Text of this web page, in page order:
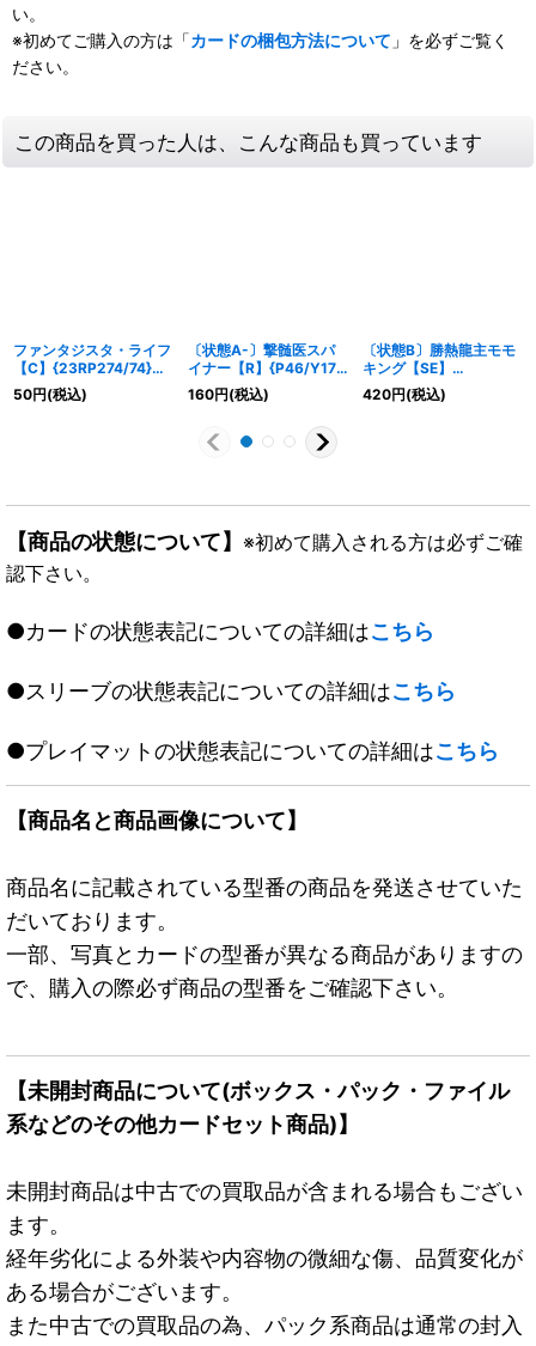
い。
※初めてご購入の方は「カードの梱包方法について 」を必ずご覧く
ださい。
この商品を買った人は、こんな商品も買っています
ファンタジスタ・ライフ
【C】{23RP274/74}
《自然》
50円(税込)
〔状態A-〕撃髄医スパ
イナー【R】{P46/Y17}
《闇》
160円(税込)
〔状態B〕勝熱龍主モモ
キング【SE】
{EX13KM1秘2/KM2}
《多》
420円(税込)
【商品の状態について】 ※初めて購入される方は必ずご確
認下さい。
●カードの状態表記についての詳細はこちら
●スリーブの状態表記についての詳細はこちら
●プレイマットの状態表記についての詳細はこちら
【商品名と商品画像について】
商品名に記載されている型番の商品を発送させていた
だいております。
一部、写真とカードの型番が異なる商品がありますの
で、購入の際必ず商品の型番をご確認下さい。
【未開封商品について(ボックス・パック・ファイル
系などのその他カードセット商品)】
未開封商品は中古での買取品が含まれる場合もござい
ます。
経年劣化による外装や内容物の微細な傷、品質変化が
ある場合がございます。
また中古での買取品の為、パック系商品は通常の封入